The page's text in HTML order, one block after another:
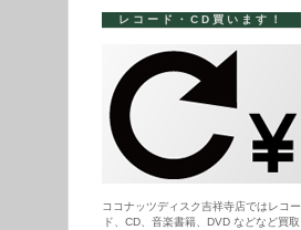
レコード・CD買います！
ココナッツディスク吉祥寺店ではレコー
ド、CD、音楽書籍、DVD などなど買取